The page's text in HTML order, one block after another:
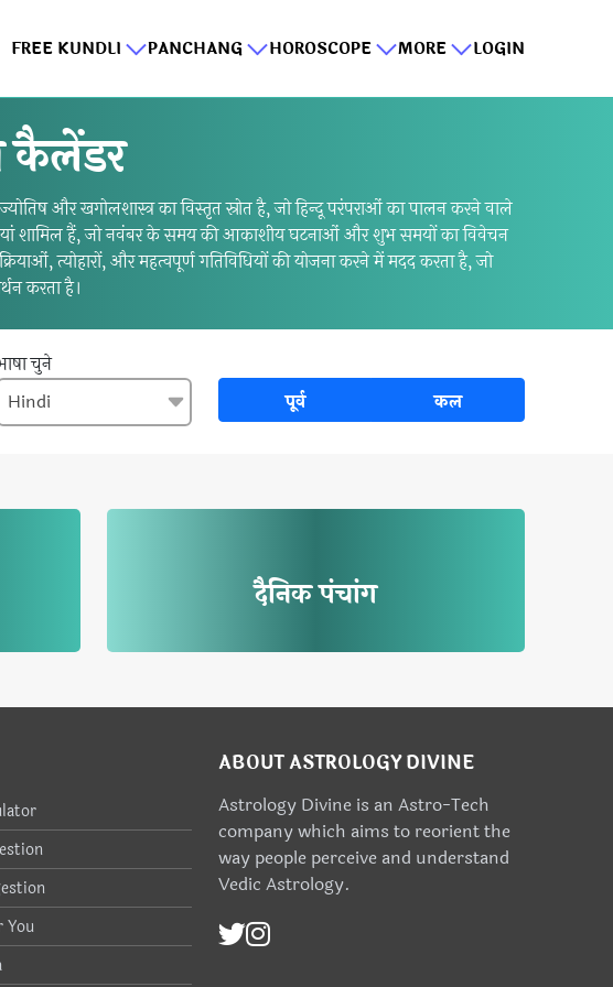
FREE KUNDLI PANCHANG HOROSCOPE MORE LOGIN
कैलेंडर
और खगोलशास्त्र का विस्तृत स्रोत है, जो हिन्दू परंपराओं का पालन करने वाले
शामिल हैं, जो नवंबर के समय की आकाशीय घटनाओं और शुभ समयों का विवेचन
त्योहारों, और महत्वपूर्ण गतिविधियों की योजना करने में मदद करता है, जो
करता है।
चुने
पूर्व
कल
दैनिक पंचांग
You
ABOUT ASTROLOGY DIVINE
Astrology Divine is an Astro-Tech
company which aims to reorient the
way people perceive and understand
Vedic Astrology.